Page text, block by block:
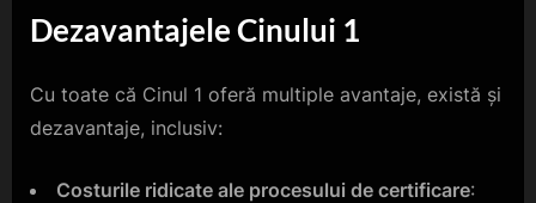
Dezavantajele Cinului 1
Cu toate că Cinul 1 oferă multiple avantaje, există și
dezavantaje, inclusiv:
Costurile ridicate ale procesului de certificare: